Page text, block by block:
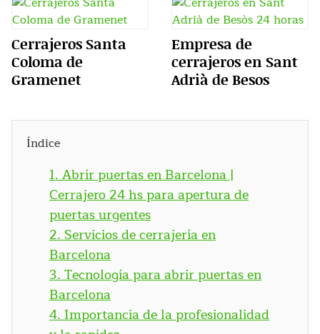
Cerrajeros Santa
Coloma de
Gramenet
Empresa de
cerrajeros en Sant
Adrià de Besos
Índice
1.Abrir puertas en Barcelona |
Cerrajero 24 hs para apertura de
puertas urgentes
2.Servicios de cerrajería en
Barcelona
3.Tecnología para abrir puertas en
Barcelona
4.Importancia de la profesionalidad